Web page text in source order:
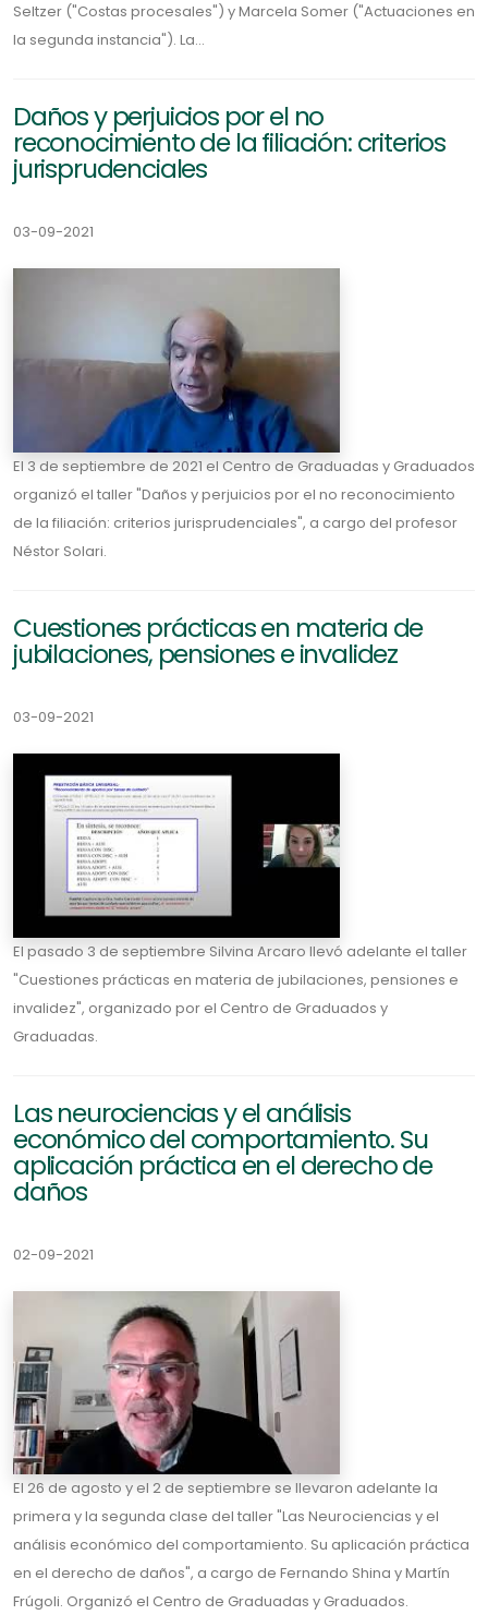
Seltzer ("Costas procesales") y Marcela Somer ("Actuaciones en
la segunda instancia"). La...
Daños y perjuicios por el no
reconocimiento de la filiación: criterios
jurisprudenciales
03-09-2021
El 3 de septiembre de 2021 el Centro de Graduadas y Graduados
organizó el taller "Daños y perjuicios por el no reconocimiento
de la filiación: criterios jurisprudenciales", a cargo del profesor
Néstor Solari.
Cuestiones prácticas en materia de
jubilaciones, pensiones e invalidez
03-09-2021
El pasado 3 de septiembre Silvina Arcaro llevó adelante el taller
"Cuestiones prácticas en materia de jubilaciones, pensiones e
invalidez", organizado por el Centro de Graduados y
Graduadas.
Las neurociencias y el análisis
económico del comportamiento. Su
aplicación práctica en el derecho de
daños
02-09-2021
El 26 de agosto y el 2 de septiembre se llevaron adelante la
primera y la segunda clase del taller "Las Neurociencias y el
análisis económico del comportamiento. Su aplicación práctica
en el derecho de daños", a cargo de Fernando Shina y Martín
Frúgoli. Organizó el Centro de Graduadas y Graduados.